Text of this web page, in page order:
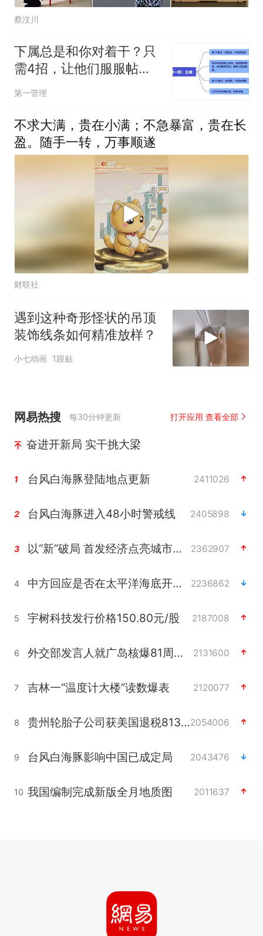
蔡汶川
下属总是和你对着干？只
需4招，让他们服服帖
帖，不敢造次
第一管理
不求大满，贵在小满；不急暴富，贵在长
盈。随手一转，万事顺遂
财联社
遇到这种奇形怪状的吊顶
装饰线条如何精准放样？
小七动画 1跟贴
网易热搜 每30分钟更新 打开应用 查看全部
奋进开新局 实干挑大梁
1 台风白海豚登陆地点更新 2411026
2 台风白海豚进入48小时警戒线 2405898
3 以“新”破局 首发经济点亮城市消费活力 2362907
4 中方回应是否在太平洋海底开采稀土 2236862
5 宇树科技发行价格150.80元/股 2187008
6 外交部发言人就广岛核爆81周年等答记者问 2131600
7 吉林一“温度计大楼”读数爆表 2120077
8 贵州轮胎子公司获美国退税8136万2054006
9 台风白海豚影响中国已成定局 2043476
10 我国编制完成新版全月地质图 2011637